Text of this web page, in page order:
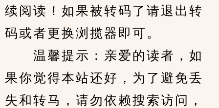
续阅读！如果被转码了请退出转
码或者更换浏揽器即可。
温馨提示：亲爱的读者，如
果你觉得本站还好，为了避免丢
失和转马，请勿依赖搜索访问，